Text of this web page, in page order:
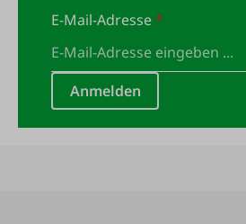
E-Mail-Adresse*
Anmelden